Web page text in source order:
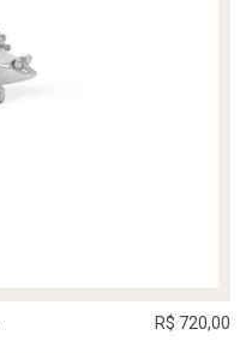
R$ 720,00